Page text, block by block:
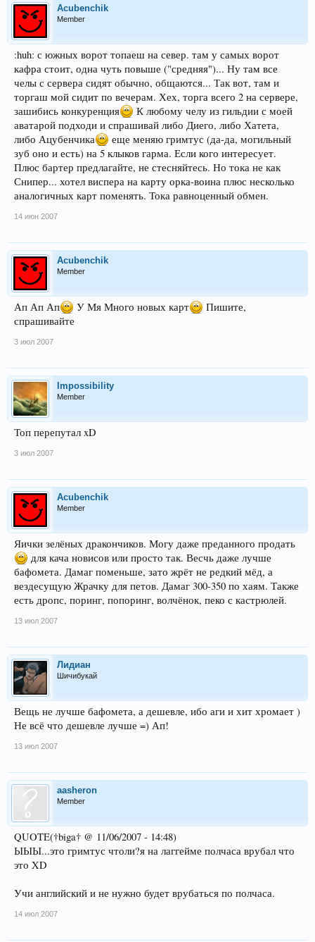
Acubenchik
Member
:huh: с южных ворот топаеш на север. там у самых ворот
кафра стоит, одна чуть повыше ("средняя")... Ну там все
челы с сервера сидят обычно, общаются... Так вот, там и
торгаш мой сидит по вечерам. Хех, торга всего 2 на сервере,
зашибись конкуренция
К любому челу из гильдии с моей
аватарой подходи и спрашивай либо Диего, либо Хатета,
либо Ацубенчика
еще меняю гримтус (да-да, могильный
зуб оно и есть) на 5 клыков гарма. Если кого интересует.
Плюс бартер предлагайте, не стесняйтесь. Но тока не как
Снипер... хотел виспера на карту орка-воина плюс несколько
аналогичных карт поменять. Тока равноценный обмен.
14 июн 2007
Acubenchik
Member
Ап Ап Ап У Мя Много новых карт
Пишите,
спрашивайте
3 июл 2007
Impossibility
Member
Топ перепутал xD
3 июл 2007
Acubenchik
Member
Яички зелёных дракончиков. Могу даже преданного продать
для кача новисов или просто так. Весчь даже лучше
бафомета. Дамаг поменьше, зато жрёт не редкий мёд, а
вездесущую Жрачку для петов. Дамаг 300-350 по хаям. Также
есть дропс, поринг, попоринг, волчёнок, пеко с кастрюлей.
13 июл 2007
Лидиан
Шичибукай
Вещь не лучше бафомета, а дешевле, ибо аги и хит хромает )
Не всё что дешевле лучше =) Ап!
13 июл 2007
aasheron
Member
QUOTE(†biga† @ 11/06/2007 - 14:48)
ЫЫЫ...это гримтус чтоли?я на лаггейме полчаса врубал что
это XD
Учи английский и не нужно будет врубаться по полчаса.
14 июл 2007